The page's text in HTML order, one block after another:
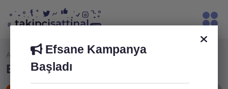
Ana Sayfa Blog Yazıları E-Ticarete Nasıl Başlanır?
E-Ticarete Nasıl Başlanır?
Efsane Kampanya
Başladı